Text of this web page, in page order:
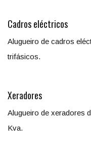
Cadros eléctricos
Alugueiro de cadros
trifásicos.
Xeradores
Alugueiro de xeradores
Kva.